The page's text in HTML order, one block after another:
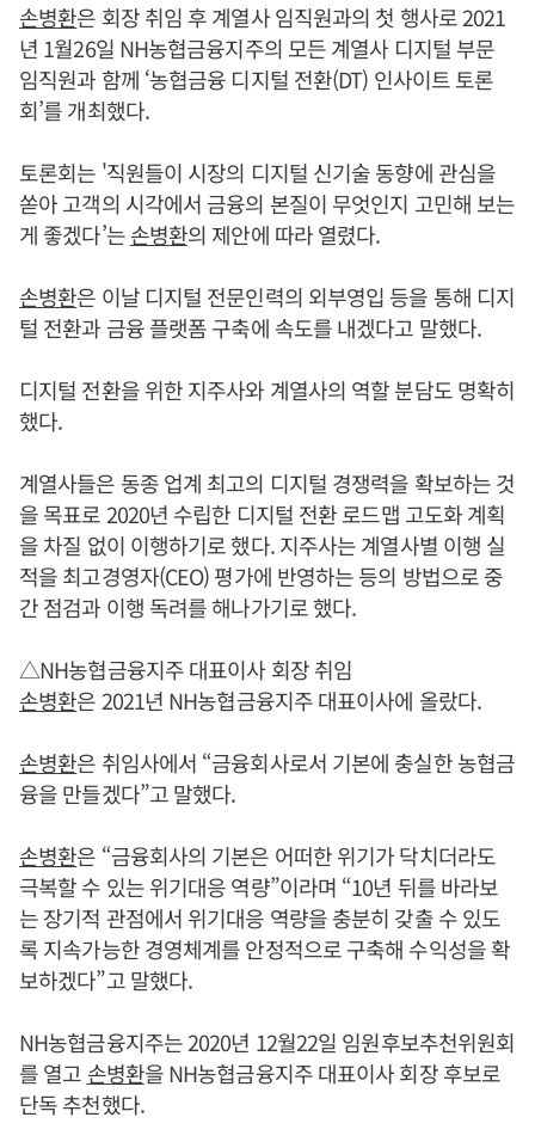
손병환은 회장 취임 후 계열사 임직원과의 첫 행사로 2021
년 1월26일 NH농협금융지주의 모든 계열사 디지털 부문
임직원과 함께 ‘농협금융 디지털 전환(DT) 인사이트 토론
회’를 개최했다.
토론회는 '직원들이 시장의 디지털 신기술 동향에 관심을
쏟아 고객의 시각에서 금융의 본질이 무엇인지 고민해 보는
게 좋겠다’는손병환의 제안에 따라 열렸다.
손병환은 이날 디지털 전문인력의 외부영입 등을 통해 디지
털 전환과 금융 플랫폼 구축에 속도를 내겠다고 말했다.
디지털 전환을 위한 지주사와 계열사의 역할 분담도 명확히
했다.
계열사들은 동종 업계 최고의 디지털 경쟁력을 확보하는 것
을 목표로 2020년 수립한 디지털 전환 로드맵 고도화 계획
을 차질 없이 이행하기로 했다. 지주사는 계열사별 이행 실
적을 최고경영자(CEO) 평가에 반영하는 등의 방법으로 중
간 점검과 이행 독려를 해나가기로 했다.
△NH농협금융지주 대표이사 회장 취임
손병환은 2021년 NH농협금융지주 대표이사에 올랐다.
손병환은 취임사에서 “금융회사로서 기본에 충실한 농협금
융을 만들겠다”고 말했다.
손병환은 “금융회사의 기본은 어떠한 위기가 닥치더라도
극복할 수 있는 위기대응 역량”이라며 “10년 뒤를 바라보
는 장기적 관점에서 위기대응 역량을 충분히 갖출 수 있도
록 지속가능한 경영체계를 안정적으로 구축해 수익성을 확
보하겠다”고 말했다.
NH농협금융지주는 2020년 12월22일 임원후보추천위원회
를 열고 손병환을 NH농협금융지주 대표이사 회장 후보로
단독 추천했다.